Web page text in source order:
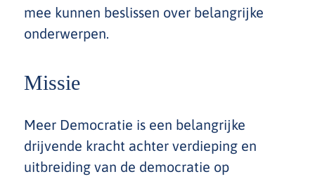
mee kunnen beslissen over belangrijke
onderwerpen.
Missie
Meer Democratie is een belangrijke
drijvende kracht achter verdieping en
uitbreiding van de democratie op